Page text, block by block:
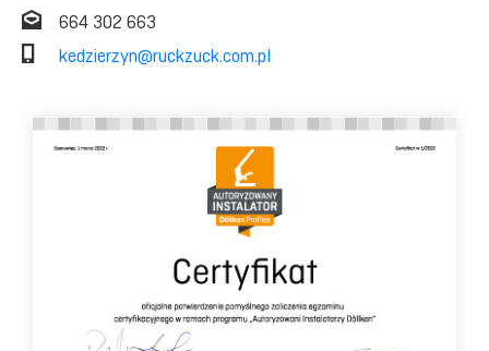
664 302 663
kedzierzyn@ruckzuck.com.pl